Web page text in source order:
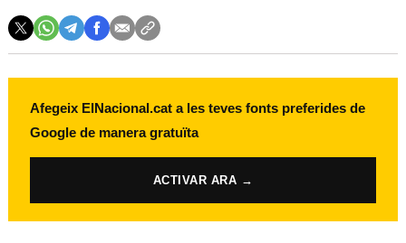
Afegeix ElNacional.cat a les teves fonts preferides de
Google de manera gratuïta
ACTIVAR ARA →